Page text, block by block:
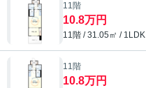
11階
10.8万円
11階 / 31.05㎡ / 1LDK
11階
10.8万円